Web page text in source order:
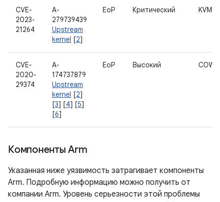
CVE-
2023-
21264
A-
279739439
Upstream
kernel [2]
EoP Критический KVM
CVE-
2020-
29374
A-
174737879
Upstream
kernel [2]
[3] [4] [5]
[6]
EoP Высокий COW
Компоненты Arm
Указанная ниже уязвимость затрагивает компоненты
Arm. Подробную информацию можно получить от
компании Arm. Уровень серьезности этой проблемы